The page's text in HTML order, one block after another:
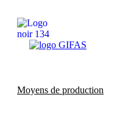
Moyens de production